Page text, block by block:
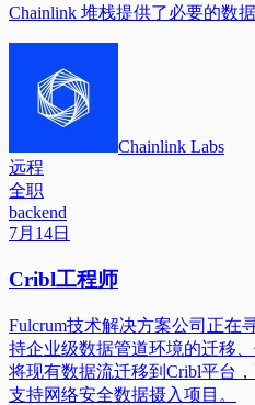
Chainlink 堆栈提供了必要的数
Chainlink Labs
远程
全职
backend
7月14日
Cribl工程师
Fulcrum技术解决方案公司正在
持企业级数据管道环境的迁移
将现有数据流迁移到Cribl平台
支持网络安全数据摄入项目。